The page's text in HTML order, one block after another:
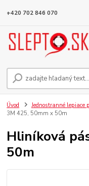
+420 702 846 070
Úvod Jednostranné lepiace
3M 425, 50mm x 50m
Hliníková
50m